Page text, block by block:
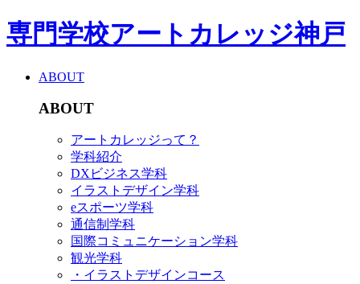
専門学校アートカレッジ神戸
ABOUT
ABOUT
アートカレッジって？
学科紹介
DXビジネス学科
イラストデザイン学科
eスポーツ学科
通信制学科
国際コミュニケーション学科
観光学科
・イラストデザインコース